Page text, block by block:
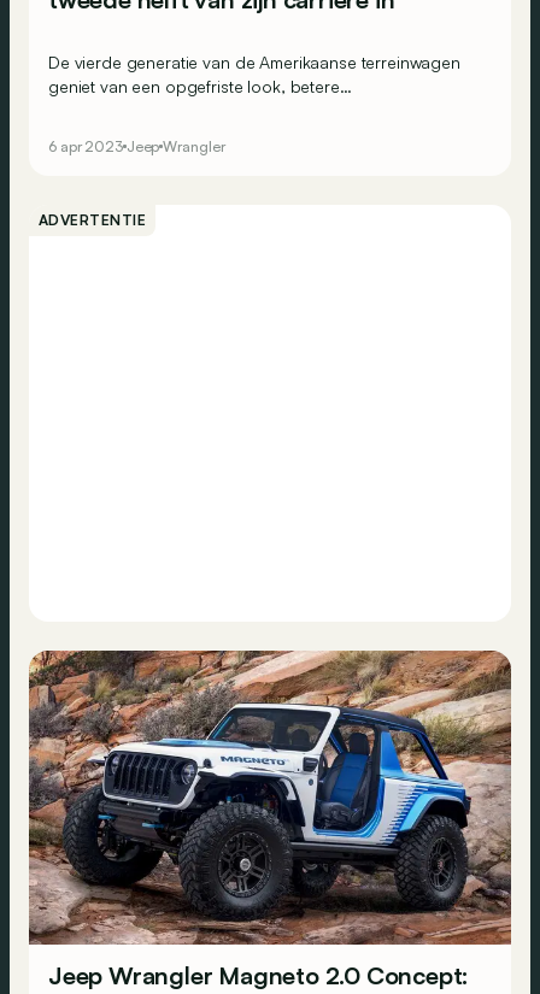
De vierde generatie van de Amerikaanse terreinwagen
geniet van een opgefriste look, betere
6 apr 2023 Jeep Wrangler
ADVERTENTIE
Jeep Wrangler Magneto 2.0 Concept: